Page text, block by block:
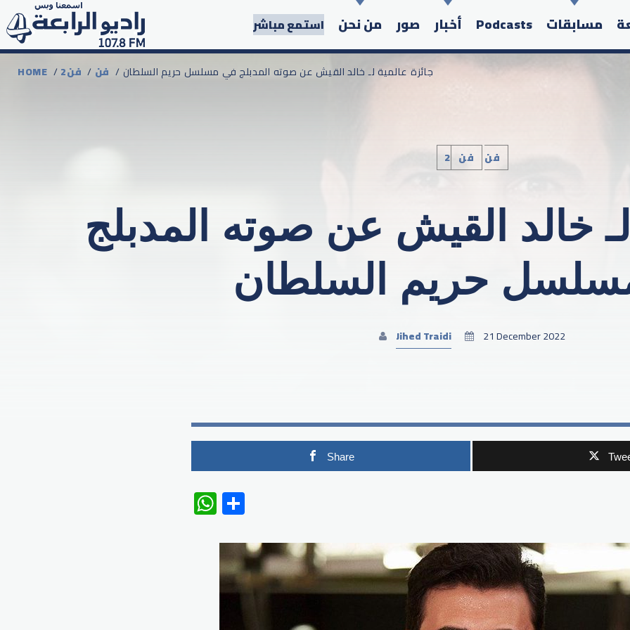
مسابقات Podcasts أخبار صور من نحن استمع مباشر
Search in the website:
HOME / 2فن / فن / جائزة عالمية لـ خالد القيش عن صوته المدبلج في مسلسل حريم السلطان
2فن فن
خالد القيش عن صوته المدبلج
حريم السلطان
Jihed Traidi 21 December 2022
Share
WhatsApp